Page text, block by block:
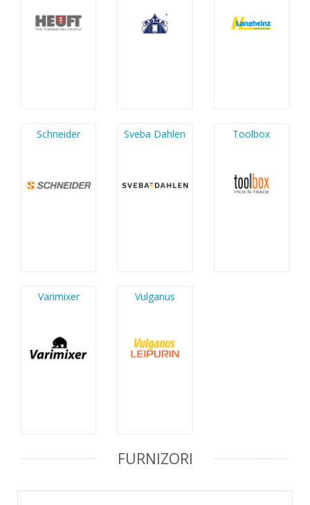
Schneider Sveba Dahlen Toolbox
Varimixer Vulganus
FURNIZORI